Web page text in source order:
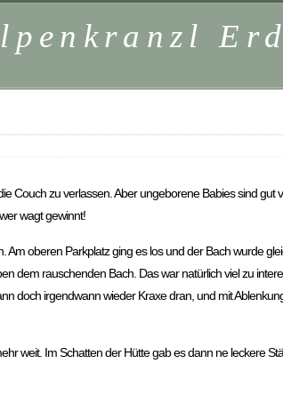
Couch zu verlassen. Aber ungeborene Babies sind gut
wagt gewinnt!
oberen Parkplatz ging es los und der Bach wurde
dem rauschenden Bach. Das war natürlich viel zu
doch irgendwann wieder Kraxe dran, und mit
weit. Im Schatten der Hütte gab es dann ne leckere